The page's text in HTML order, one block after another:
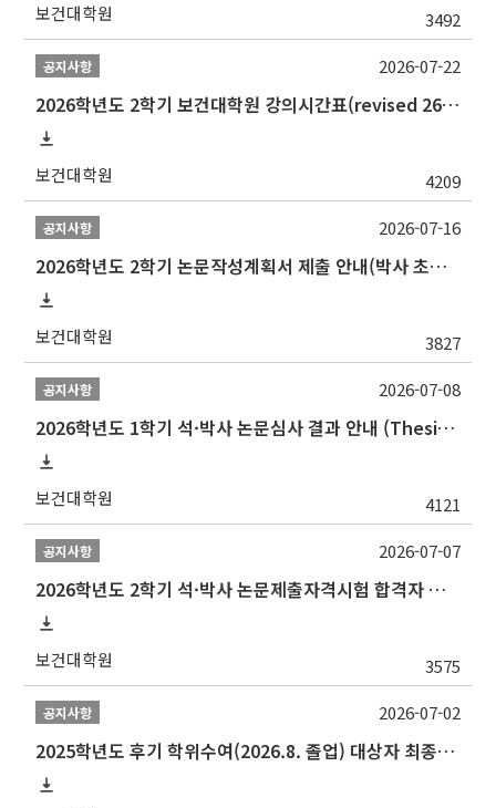
보건대학원 3492
공지사항
2026학년도 2학기 보건대학원 강의시간표(revised 260803)(2026 2nd SEMESTER SNU GSPH TIMETABLE)
보건대학원 4209
2026-07-22
공지사항
2026학년도 2학기 논문작성계획서 제출 안내(박사 초심 일정 포함)_Thesis Proposal
보건대학원 3827
2026-07-16
공지사항
2026학년도 1학기 석·박사 논문심사 결과 안내 (Thesis Defense Result)
보건대학원 4121
2026-07-08
공지사항
2026학년도 2학기 석·박사 논문제출자격시험 합격자 공고(TSQ Exam Result)
보건대학원 3575
2026-07-07
공지사항
2025학년도 후기 학위수여(2026.8. 졸업) 대상자 최종인준 논문 제출 안내
2026-07-02